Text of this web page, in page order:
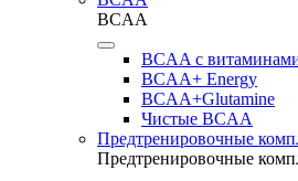
BCAA
BCAA с
BCAA+ Energy
BCAA+Glutamine
Чистые BCAA
Предтренировочные
Предтренировочные